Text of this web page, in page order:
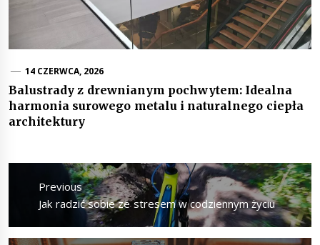
14 CZERWCA, 2026
Balustrady z drewnianym pochwytem: Idealna
harmonia surowego metalu i naturalnego ciepła
architektury
Nawigacja
wpisuPrevious
Previous
Jak radzić sobie ze stresem w codziennym życiu